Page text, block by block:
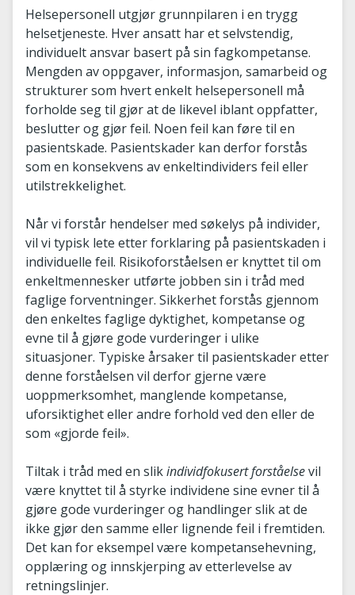
Helsepersonell utgjør grunnpilaren i en trygg
helsetjeneste. Hver ansatt har et selvstendig,
individuelt ansvar basert på sin fagkompetanse.
Mengden av oppgaver, informasjon, samarbeid og
strukturer som hvert enkelt helsepersonell må
forholde seg til gjør at de likevel iblant oppfatter,
beslutter og gjør feil. Noen feil kan føre til en
pasientskade. Pasientskader kan derfor forstås
som en konsekvens av enkeltindividers feil eller
utilstrekkelighet.
Når vi forstår hendelser med søkelys på individer,
vil vi typisk lete etter forklaring på pasientskaden i
individuelle feil. Risikoforståelsen er knyttet til om
enkeltmennesker utførte jobben sin i tråd med
faglige forventninger. Sikkerhet forstås gjennom
den enkeltes faglige dyktighet, kompetanse og
evne til å gjøre gode vurderinger i ulike
situasjoner. Typiske årsaker til pasientskader etter
denne forståelsen vil derfor gjerne være
uoppmerksomhet, manglende kompetanse,
uforsiktighet eller andre forhold ved den eller de
som «gjorde feil».
Tiltak i tråd med en slikindividfokusert forståelsevil
være knyttet til å styrke individene sine evner til å
gjøre gode vurderinger og handlinger slik at de
ikke gjør den samme eller lignende feil i fremtiden.
Det kan for eksempel være kompetansehevning,
opplæring og innskjerping av etterlevelse av
retningslinjer.